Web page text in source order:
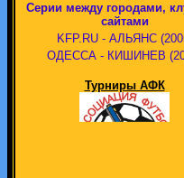
Серии между городами,
сайтами
KFP.RU - АЛЬЯНС
ОДЕССА - КИШИНЕВ
Турниры АФК